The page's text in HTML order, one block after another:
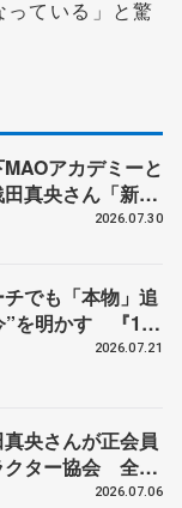
っている」と驚
アカデミーと
真央さん「新た
いただけること
2026.07.30
でも「本物」追
を明かす 『1秒
ブランドアンバ
2026.07.21
央さんが正会員
ター協会 全日
コーチ資格へ新
2026.07.06